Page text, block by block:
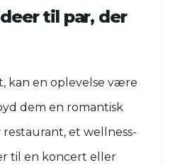
til par, der
kan en oplevelse være
dem en romantisk
et wellness-
til en koncert eller